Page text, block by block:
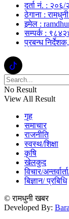
दर्ता नं. :
ठेगाना :
इमेल :
सम्पर्क :
प्रबन्ध
No Result
View All Result
गृह
समाचार
राजनीति
स्वस्थ/शिक्षा
कृषि
खेलकुद
विचार/
बिज्ञान/ प्रबिधि
© रामधुनी खबर
Developed By: